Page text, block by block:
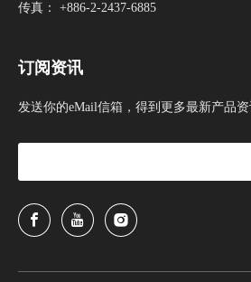
传真： +886-2-2437-6885
订阅资讯
发送你的eMail信箱，得到更多最新产品资